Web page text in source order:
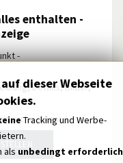
enthalten -
-
Details, Bilder,
u.v.m.
dieser Webseite
Tracking und Werbe-
als unbedingt erforderlich